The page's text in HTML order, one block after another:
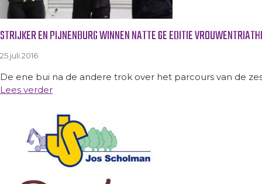
STRIJKER EN PIJNENBURG WINNEN NATTE 6E EDITIE
25 juli 2016
De ene bui na de andere trok over het parcours van de
Lees verder